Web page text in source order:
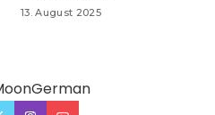
13. August 2025